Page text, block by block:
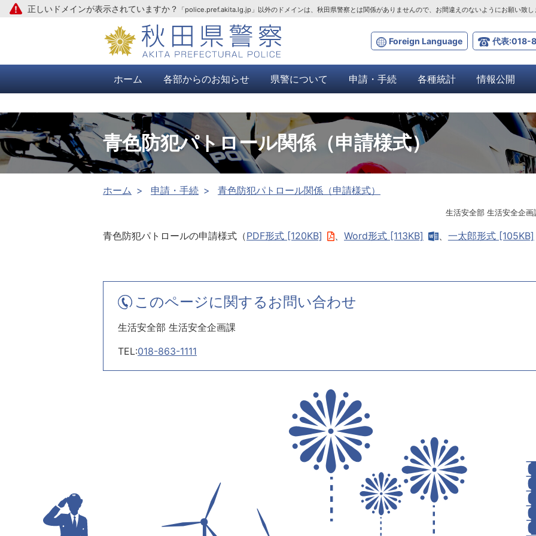
本文へ
Foreign Language 代表:018-
正しいドメインが表示されていますか？ 「police.pref.akita.lg.jp」以外のドメインは、秋田県警察とは関係がありませんので、お間違えのないようにお願い致し
ホーム 各部からのお知らせ 県警について 申請・手続 各種統計 情報公開
青色防犯パトロール関係（申請様式）
ホーム 申請・手続 青色防犯パトロール関係（申請様式）
生活安全部 生活安全企画
青色防犯パトロールの申請様式（PDF形式 [120KB] 、 Word形式 [113KB] 、 一太郎形式 [105KB]
このページに関するお問い合わせ
生活安全部 生活安全企画課
TEL:018-863-1111